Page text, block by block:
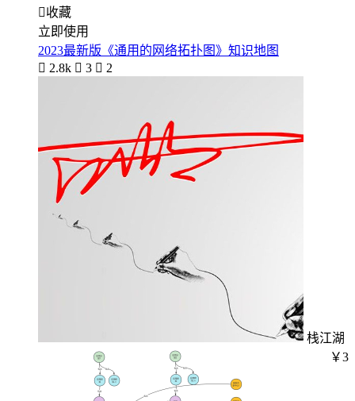
收藏
立即使用
2023最新版《通用的网络拓扑图》知识地图
 2.8k  3  2
栈江湖
￥3